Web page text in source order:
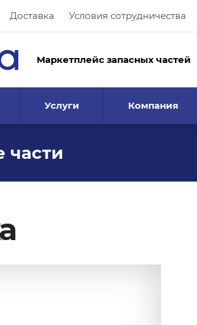
Доставка Условия сотрудничества
Маркетплейс запасных частей
Услуги Компания
части